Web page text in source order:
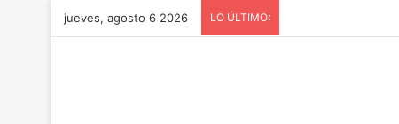
jueves, agosto 6 2026 LO ÚLTIMO: